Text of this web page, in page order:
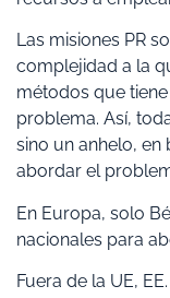
Las misiones PR
complejidad a la
métodos que
problema. Así,
sino un anhelo,
abordar el
En Europa, solo
nacionales para
Fuera de la UE,